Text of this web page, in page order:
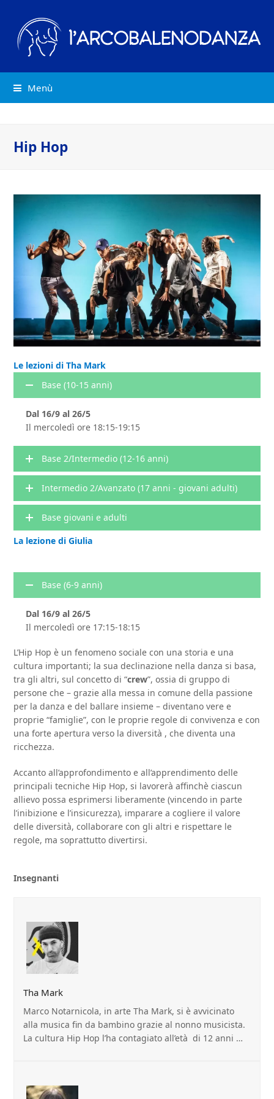
Menù
Hip Hop
Le lezioni di Tha Mark
Base (10-15 anni)
Dal 16/9 al 26/5
Il mercoledì ore 18:15-19:15
Base 2/Intermedio (12-16 anni)
Intermedio 2/Avanzato (17 anni - giovani adulti)
Base giovani e adulti
La lezione di Giulia
Base (6-9 anni)
Dal 16/9 al 26/5
Il mercoledì ore 17:15-18:15
L’Hip Hop è un fenomeno sociale con una storia e una
cultura importanti; la sua declinazione nella danza si basa,
tra gli altri, sul concetto di “crew”, ossia di gruppo di
persone che – grazie alla messa in comune della passione
per la danza e del ballare insieme – diventano vere e
proprie “famiglie”, con le proprie regole di convivenza e con
una forte apertura verso la diversità , che diventa una
ricchezza.
Accanto all’approfondimento e all’apprendimento delle
principali tecniche Hip Hop, si lavorerà affinchè ciascun
allievo possa esprimersi liberamente (vincendo in parte
l’inibizione e l’insicurezza), imparare a cogliere il valore
delle diversità, collaborare con gli altri e rispettare le
regole, ma soprattutto divertirsi.
Insegnanti
Tha Mark
Marco Notarnicola, in arte Tha Mark, si è avvicinato
alla musica fin da bambino grazie al nonno musicista.
La cultura Hip Hop l’ha contagiato all’età di 12 anni …